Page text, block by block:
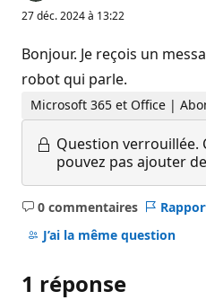
27 déc. 2024 à 13:22
Bonjour. Je reçois un
robot qui parle.
Microsoft 365 et Office |
Question verrouillée.
pouvez pas ajouter
0 commentaires
Aucun
commentaire
J’ai la même question
1 réponse